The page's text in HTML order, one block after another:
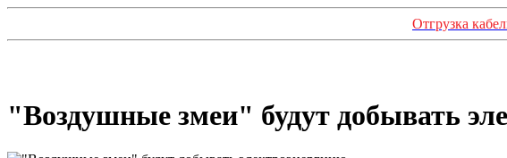
Отгрузка
"Воздушные змеи" будут добывать